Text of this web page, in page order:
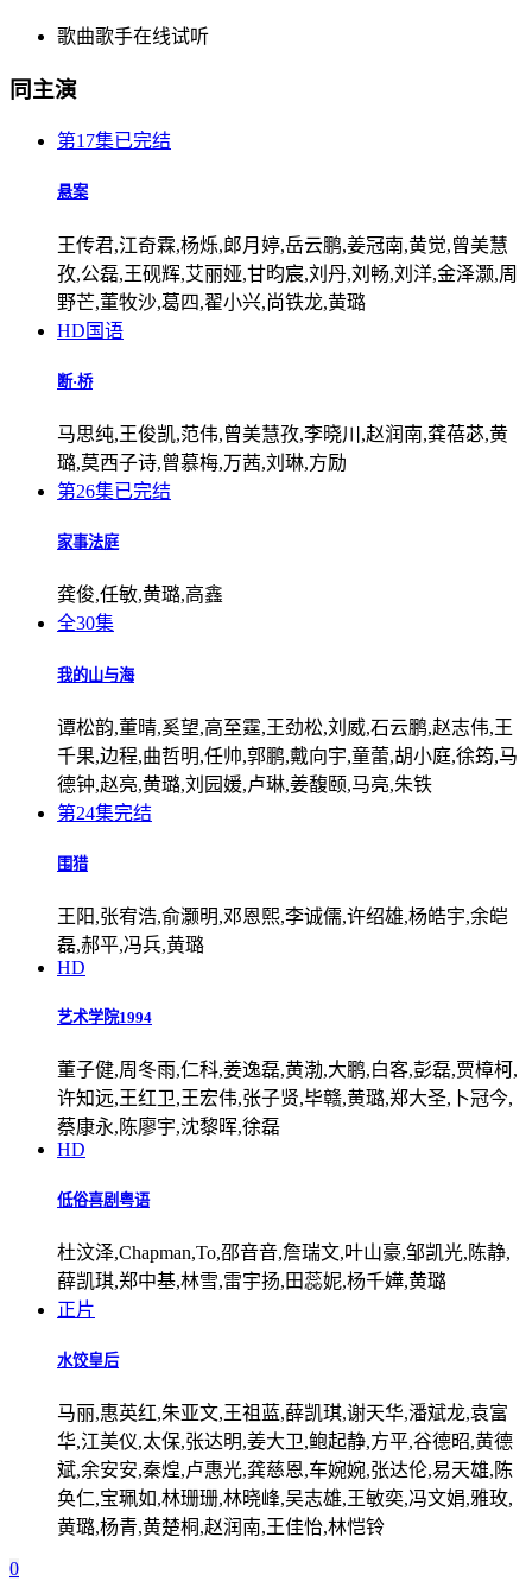
歌曲歌手在线试听
同主演
第17集已完结
悬案
王传君,江奇霖,杨烁,郎月婷,岳云鹏,姜冠南,黄觉,曾美慧
孜,公磊,王砚辉,艾丽娅,甘昀宸,刘丹,刘畅,刘洋,金泽灏,周
野芒,董牧沙,葛四,翟小兴,尚铁龙,黄璐
HD国语
断·桥
马思纯,王俊凯,范伟,曾美慧孜,李晓川,赵润南,龚蓓苾,黄
璐,莫西子诗,曾慕梅,万茜,刘琳,方励
第26集已完结
家事法庭
龚俊,任敏,黄璐,高鑫
全30集
我的山与海
谭松韵,董晴,奚望,高至霆,王劲松,刘威,石云鹏,赵志伟,王
千果,边程,曲哲明,任帅,郭鹏,戴向宇,童蕾,胡小庭,徐筠,马
德钟,赵亮,黄璐,刘园媛,卢琳,姜馥颐,马亮,朱铁
第24集完结
围猎
王阳,张宥浩,俞灏明,邓恩熙,李诚儒,许绍雄,杨皓宇,余皑
磊,郝平,冯兵,黄璐
HD
艺术学院1994
董子健,周冬雨,仁科,姜逸磊,黄渤,大鹏,白客,彭磊,贾樟柯,
许知远,王红卫,王宏伟,张子贤,毕赣,黄璐,郑大圣,卜冠今,
蔡康永,陈廖宇,沈黎晖,徐磊
HD
低俗喜剧粤语
杜汶泽,Chapman,To,邵音音,詹瑞文,叶山豪,邹凯光,陈静,
薛凯琪,郑中基,林雪,雷宇扬,田蕊妮,杨千嬅,黄璐
正片
水饺皇后
马丽,惠英红,朱亚文,王祖蓝,薛凯琪,谢天华,潘斌龙,袁富
华,江美仪,太保,张达明,姜大卫,鲍起静,方平,谷德昭,黄德
斌,余安安,秦煌,卢惠光,龚慈恩,车婉婉,张达伦,易天雄,陈
奂仁,宝珮如,林珊珊,林晓峰,吴志雄,王敏奕,冯文娟,雅玫,
黄璐,杨青,黄楚桐,赵润南,王佳怡,林恺铃
0